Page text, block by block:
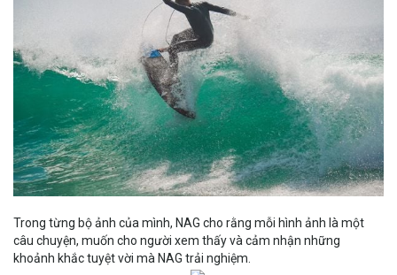
Trong từng bộ ảnh của mình, NAG cho rằng mỗi hình ảnh là một
câu chuyện, muốn cho người xem thấy và cảm nhận những
khoảnh khắc tuyệt vời mà NAG trải nghiệm.